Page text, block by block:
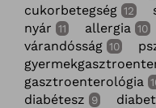
cukorbetegség 12
nyár 11 allergia 10
várandósság 10
gasztroenterológia
diabétesz 9